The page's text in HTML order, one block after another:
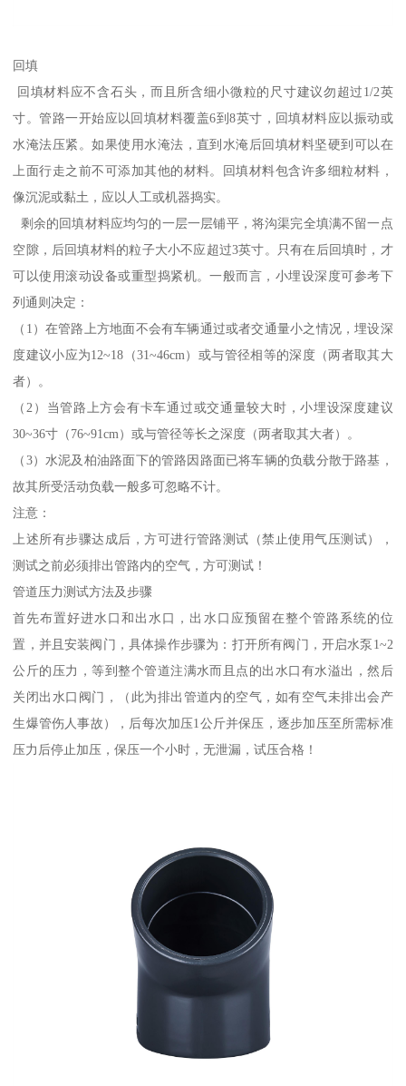
回填
回填材料应不含石头，而且所含细小微粒的尺寸建议勿超过1/2英
寸。管路一开始应以回填材料覆盖6到8英寸，回填材料应以振动或
水淹法压紧。如果使用水淹法，直到水淹后回填材料坚硬到可以在
上面行走之前不可添加其他的材料。回填材料包含许多细粒材料，
像沉泥或黏土，应以人工或机器捣实。
剩余的回填材料应均匀的一层一层铺平，将沟渠完全填满不留一点
空隙，后回填材料的粒子大小不应超过3英寸。只有在后回填时，才
可以使用滚动设备或重型捣紧机。一般而言，小埋设深度可参考下
列通则决定：
（1）在管路上方地面不会有车辆通过或者交通量小之情况，埋设深
度建议小应为12~18（31~46cm）或与管径相等的深度（两者取其大
者）。
（2）当管路上方会有卡车通过或交通量较大时，小埋设深度建议
30~36寸（76~91cm）或与管径等长之深度（两者取其大者）。
（3）水泥及柏油路面下的管路因路面已将车辆的负载分散于路基，
故其所受活动负载一般多可忽略不计。
注意：
上述所有步骤达成后，方可进行管路测试（禁止使用气压测试），
测试之前必须排出管路内的空气，方可测试！
管道压力测试方法及步骤
首先布置好进水口和出水口，出水口应预留在整个管路系统的位
置，并且安装阀门，具体操作步骤为：打开所有阀门，开启水泵1~2
公斤的压力，等到整个管道注满水而且点的出水口有水溢出，然后
关闭出水口阀门，（此为排出管道内的空气，如有空气未排出会产
生爆管伤人事故），后每次加压1公斤并保压，逐步加压至所需标准
压力后停止加压，保压一个小时，无泄漏，试压合格！